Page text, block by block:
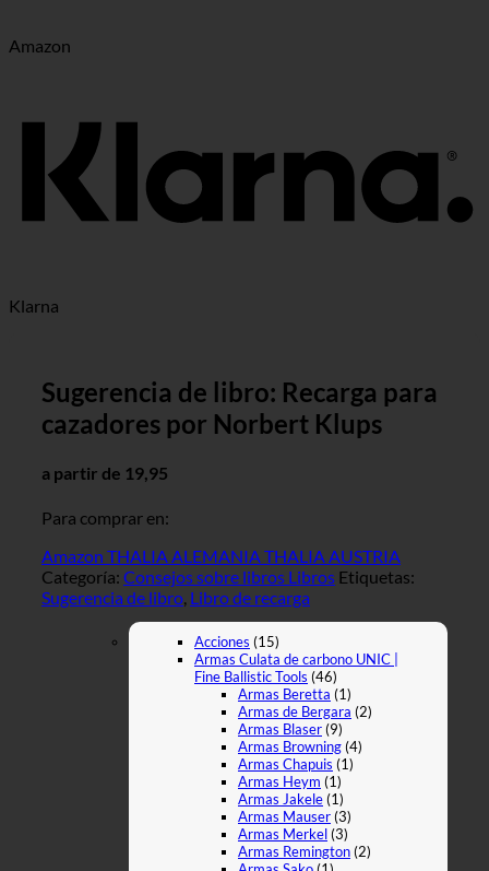
Amazon
Klarna
Sugerencia de libro: Recarga para
cazadores por Norbert Klups
a partir de 19,95
Para comprar en:
Amazon THALIA ALEMANIA THALIA AUSTRIA
Categoría: Consejos sobre libros Libros Etiquetas:
Sugerencia de libro Libro de recarga
Acciones (15)
Armas Culata de carbono UNIC |
Fine Ballistic Tools (46)
Armas Beretta (1)
Armas de Bergara (2)
Armas Blaser(9)
Armas Browning(4)
Armas Chapuis (1)
Armas Heym (1)
Armas Jakele(1)
Armas Mauser(3)
Armas Merkel(3)
Armas Remington(2)